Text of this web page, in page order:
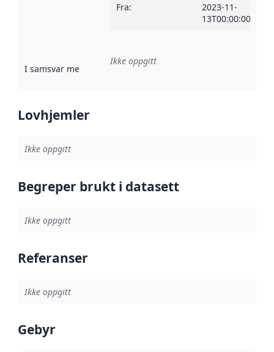
Fra:
2023-11-
13T00:00:00Z
I samsvar med Referanse til en implementasjonsregel
Ikke oppgitt
Lovhjemler
Ikke oppgitt
Begreper brukt i datasett
Ikke oppgitt
Referanser
Ikke oppgitt
Gebyr